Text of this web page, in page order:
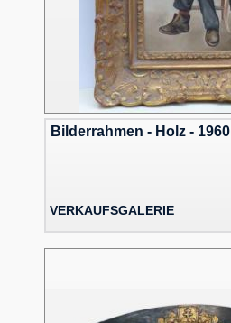
Bilderrahmen - Holz - 1960
VERKAUFSGALERIE